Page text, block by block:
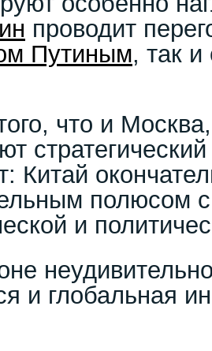
проводит
Путиным, так
что и
Китай
полюсом
и
и глобальная